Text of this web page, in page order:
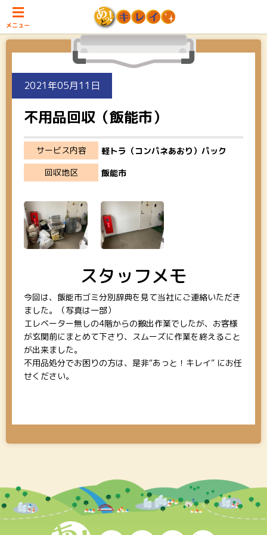
メニュー
不用品回収（飯能市）
2021年05月11日
サービス内容
軽トラ（コンパネあおり）パック
回収地区
飯能市
スタッフメモ
今回は、飯能市ゴミ分別辞典を見て当社にご連絡いただき
ました。（写真は一部）
エレベーター無しの4階からの搬出作業でしたが、お客様
が玄関前にまとめて下さり、スムーズに作業を終えること
が出来ました。
不用品処分でお困りの方は、是非“あっと！キレイ” にお任
せください。